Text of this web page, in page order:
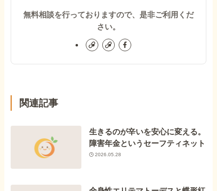
無料相談を行っておりますので、是非ご利用くだ
さい。
関連記事
生きるのが辛いを安心に変える。
障害年金というセーフティネット
2026.05.28